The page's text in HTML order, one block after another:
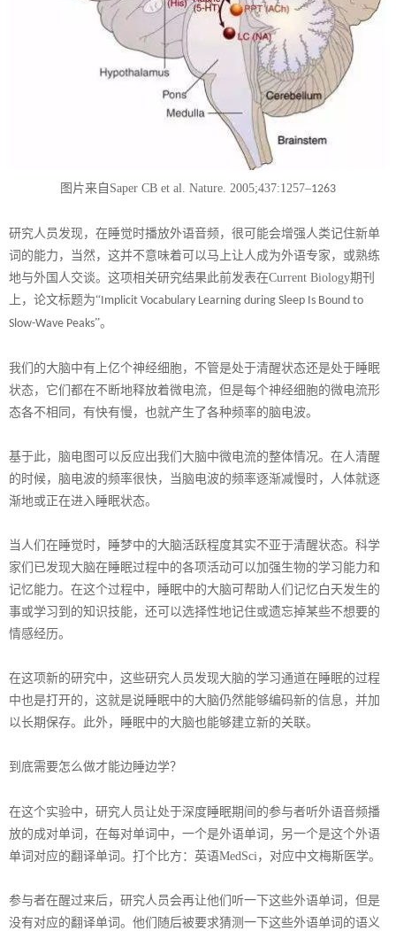
图片来自 Saper CB et al. Nature. 2005;437:1257–1263
研究人员发现，在睡觉时播放外语音频，很可能会增强人类记住新单
词的能力，当然，这并不意味着可以马上让人成为外语专家，或熟练
地与外国人交谈。这项相关研究结果此前发表在Current Biology期刊
上，论文标题为“Implicit Vocabulary Learning during Sleep Is Bound to
Slow-Wave Peaks”。
我们的大脑中有上亿个神经细胞，不管是处于清醒状态还是处于睡眠
状态，它们都在不断地释放着微电流，但是每个神经细胞的微电流形
态各不相同，有快有慢，也就产生了各种频率的脑电波。
基于此，脑电图可以反应出我们大脑中微电流的整体情况。在人清醒
的时候，脑电波的频率很快，当脑电波的频率逐渐减慢时，人体就逐
渐地或正在进入睡眠状态。
当人们在睡觉时，睡梦中的大脑活跃程度其实不亚于清醒状态。科学
家们已发现大脑在睡眠过程中的各项活动可以加强生物的学习能力和
记忆能力。在这个过程中，睡眠中的大脑可帮助人们记忆白天发生的
事或学习到的知识技能，还可以选择性地记住或遗忘掉某些不想要的
情感经历。
在这项新的研究中，这些研究人员发现大脑的学习通道在睡眠的过程
中也是打开的，这就是说睡眠中的大脑仍然能够编码新的信息，并加
以长期保存。此外，睡眠中的大脑也能够建立新的关联。
到底需要怎么做才能边睡边学？
在这个实验中，研究人员让处于深度睡眠期间的参与者听外语音频播
放的成对单词，在每对单词中，一个是外语单词，另一个是这个外语
单词对应的翻译单词。打个比方：英语MedSci ，对应中文梅斯医学。
参与者在醒过来后，研究人员会再让他们听一下这些外语单词，但是
没有对应的翻译单词。他们随后被要求猜测一下这些外语单词的语义